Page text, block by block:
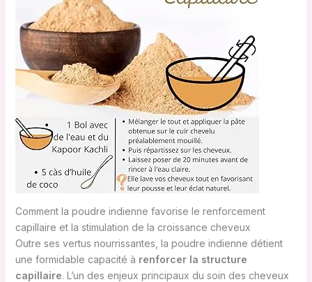
Comment la poudre indienne favorise le renforcement
capillaire et la stimulation de la croissance cheveux
Outre ses vertus nourrissantes, la poudre indienne détient
une formidable capacité à renforcer la structure
capillaire. L’un des enjeux principaux du soin des cheveux